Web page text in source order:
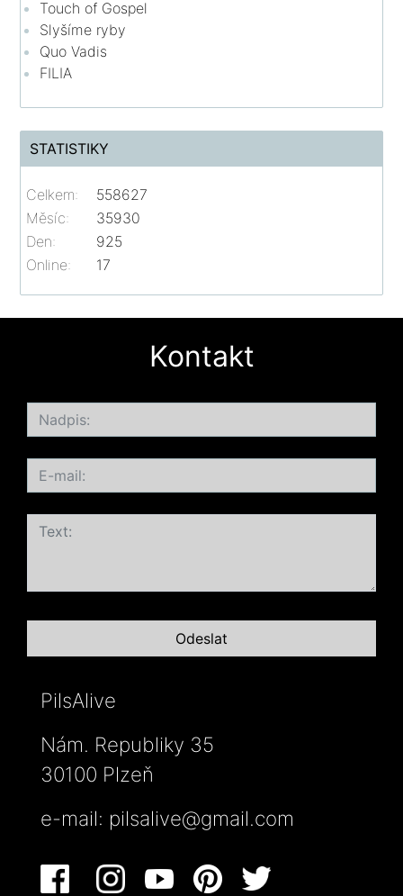
Touch of Gospel
Slyšíme ryby
Quo Vadis
FILIA
STATISTIKY
Online: 17
Celkem:
558627
Měsíc:
35930
Den:
925
Kontakt
PilsAlive
Nám. Republiky 35
30100 Plzeň
e-mail: pilsalive@gmail.com